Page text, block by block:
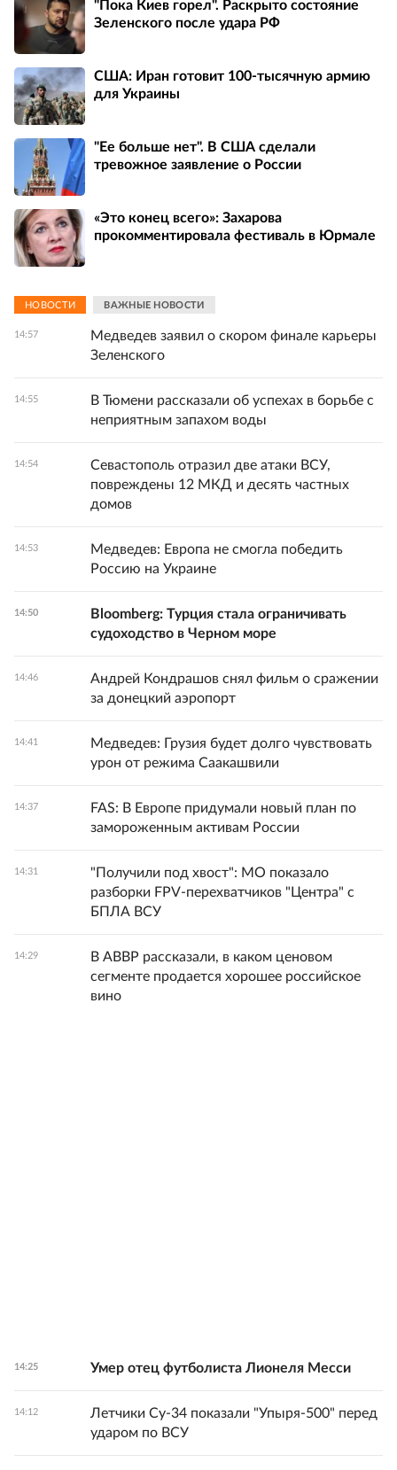
"Пока Киев горел". Раскрыто состояние
Зеленского после удара РФ
США: Иран готовит 100-тысячную армию
для Украины
"Ее больше нет". В США сделали
тревожное заявление о России
«Это конец всего»: Захарова
прокомментировала фестиваль в Юрмале
НОВОСТИ ВАЖНЫЕ НОВОСТИ
14:57
Медведев заявил о скором финале карьеры
Зеленского
14:55
В Тюмени рассказали об успехах в борьбе с
неприятным запахом воды
14:54
Севастополь отразил две атаки ВСУ,
повреждены 12 МКД и десять частных
домов
14:53
Медведев: Европа не смогла победить
Россию на Украине
14:50
Bloomberg: Турция стала ограничивать
судоходство в Черном море
14:46
Андрей Кондрашов снял фильм о сражении
за донецкий аэропорт
14:41
Медведев: Грузия будет долго чувствовать
урон от режима Саакашвили
14:37
FAS: В Европе придумали новый план по
замороженным активам России
14:31
"Получили под хвост": МО показало
разборки FPV-перехватчиков "Центра" с
БПЛА ВСУ
14:29
В АВВР рассказали, в каком ценовом
сегменте продается хорошее российское
вино
14:25 Умер отец футболиста Лионеля Месси
14:12
Летчики Су-34 показали "Упыря-500" перед
ударом по ВСУ